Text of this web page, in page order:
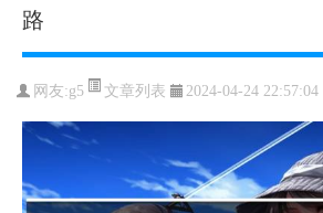
路
网友:g5 文章列表 2024-04-24 22:57:04